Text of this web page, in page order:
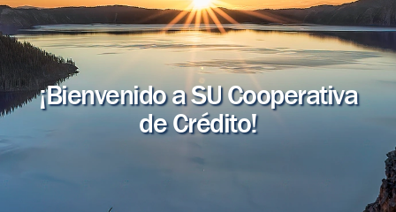
¡Bienvenido a SU Cooperativa
de Crédito!